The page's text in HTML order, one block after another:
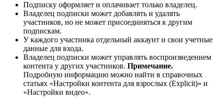
Подписку оформляет и оплачивает только владелец.
Владелец подписки может добавлять и удалять
участников, но не может присоединяться к другим
подпискам.
У каждого участника отдельный аккаунт и свои учетные
данные для входа.
Владелец подписки может управлять воспроизведением
контента у других участников. Примечание.
Подробную информацию можно найти в справочных
статьях «Настройки контента для взрослых (Explicit)» и
«Настройки видео».